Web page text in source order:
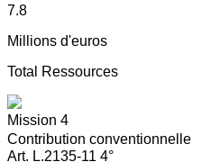
7.8
Millions d'euros
Total Ressources
Mission 4
Contribution
Art. L.2135-11 4°